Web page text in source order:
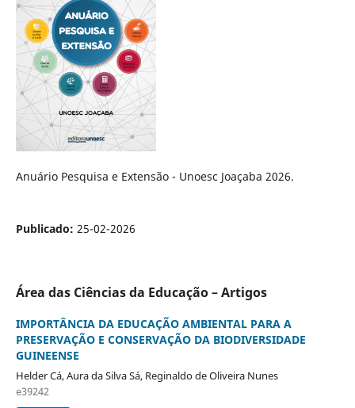
Anuário Pesquisa e Extensão - Unoesc Joaçaba 2026.
Publicado: 25-02-2026
Área das Ciências da Educação – Artigos
IMPORTÂNCIA DA EDUCAÇÃO AMBIENTAL PARA A
PRESERVAÇÃO E CONSERVAÇÃO DA BIODIVERSIDADE
GUINEENSE
Helder Cá, Aura da Silva Sá, Reginaldo de Oliveira Nunes
e39242